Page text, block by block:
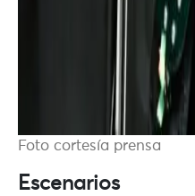
Foto cortesía prensa
Escenarios